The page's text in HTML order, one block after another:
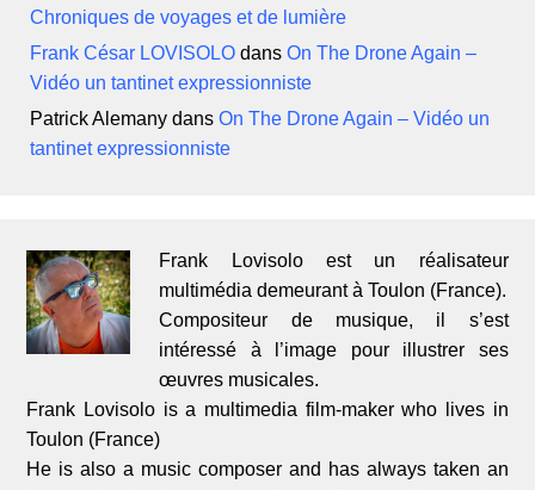
Chroniques de voyages et de lumière
Frank César LOVISOLO dansOn The Drone Again –
Vidéo un tantinet expressionniste
Patrick Alemany dansOn The Drone Again – Vidéo un
tantinet expressionniste
Frank Lovisolo est un réalisateur
multimédia demeurant à Toulon (France).
Compositeur de musique, il s’est
intéressé à l’image pour illustrer ses
œuvres musicales.
Frank Lovisolo is a multimedia film-maker who lives in
Toulon (France)
He is also a music composer and has always taken an